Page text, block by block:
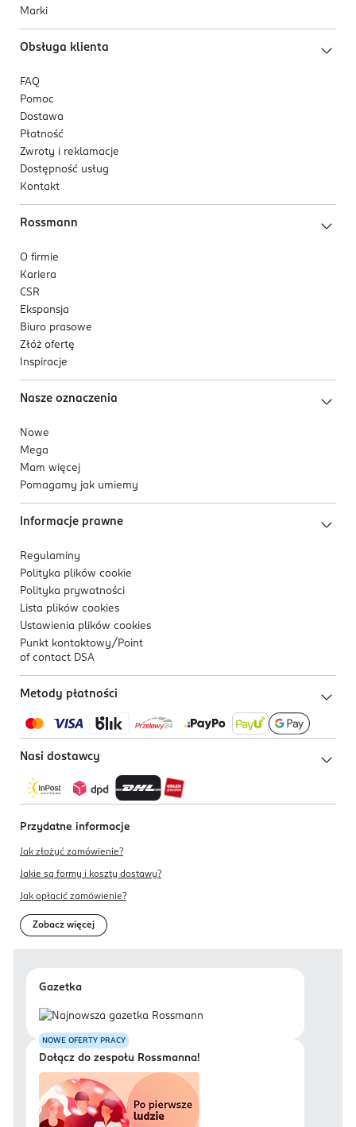
Marki
Obsługa klienta
FAQ
Pomoc
Dostawa
Płatność
Zwroty i reklamacje
Dostępność usług
Kontakt
Rossmann
O firmie
Kariera
CSR
Ekspansja
Biuro prasowe
Złóż ofertę
Inspiracje
Nasze oznaczenia
Nowe
Mega
Mam więcej
Pomagamy jak umiemy
Informacje prawne
Regulaminy
Polityka plików cookie
Polityka prywatności
Lista plików cookies
Ustawienia plików cookies
Punkt kontaktowy/ Point
of contact DSA
Metody płatności
Nasi dostawcy
Przydatne informacje
Jak złożyć zamówienie?
Jakie są formy i koszty dostawy?
Jak opłacić zamówienie?
Zobacz więcej
Gazetka
NOWE OFERTY PRACY
Dołącz do zespołu Rossmanna!